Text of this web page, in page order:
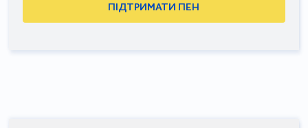
ПІДТРИМАТИ ПЕН